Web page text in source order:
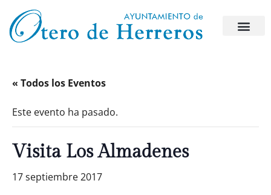
« Todos los Eventos
Este evento ha pasado.
Visita Los Almadenes
17 septiembre 2017